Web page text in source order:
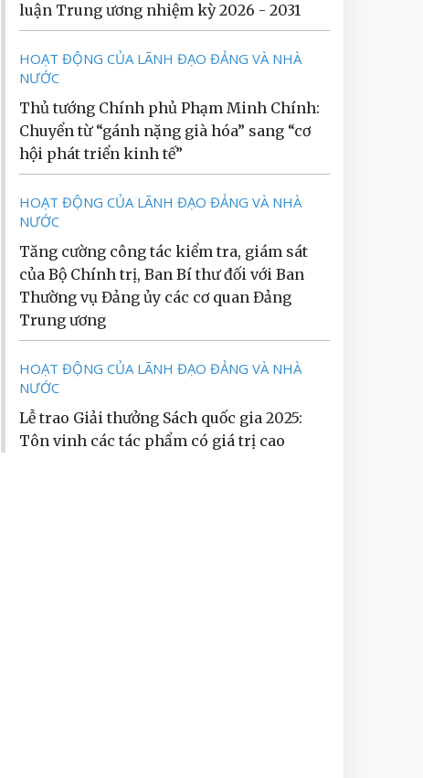
luận Trung ương nhiệm kỳ 2026 - 2031
HOẠT ĐỘNG CỦA LÃNH ĐẠO ĐẢNG VÀ NHÀ
NƯỚC
Thủ tướng Chính phủ Phạm Minh Chính:
Chuyển từ “gánh nặng già hóa” sang “cơ
hội phát triển kinh tế”
HOẠT ĐỘNG CỦA LÃNH ĐẠO ĐẢNG VÀ NHÀ
NƯỚC
Tăng cường công tác kiểm tra, giám sát
của Bộ Chính trị, Ban Bí thư đối với Ban
Thường vụ Đảng ủy các cơ quan Đảng
Trung ương
HOẠT ĐỘNG CỦA LÃNH ĐẠO ĐẢNG VÀ NHÀ
NƯỚC
Lễ trao Giải thưởng Sách quốc gia 2025:
Tôn vinh các tác phẩm có giá trị cao